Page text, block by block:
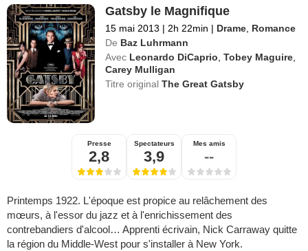
Gatsby le Magnifique
15 mai 2013 | 2h 22min | Drame Romance
De Baz Luhrmann
Avec Leonardo DiCaprio ,Tobey Maguire
Carey Mulligan
Titre originalThe Great Gatsby
Presse
2,8
Spectateurs
3,9
Mes amis
--
Printemps 1922. L'époque est propice au relâchement des
mœurs, à l'essor du jazz et à l'enrichissement des
contrebandiers d'alcool… Apprenti écrivain, Nick Carraway quitte
la région du Middle-West pour s'installer à New York.